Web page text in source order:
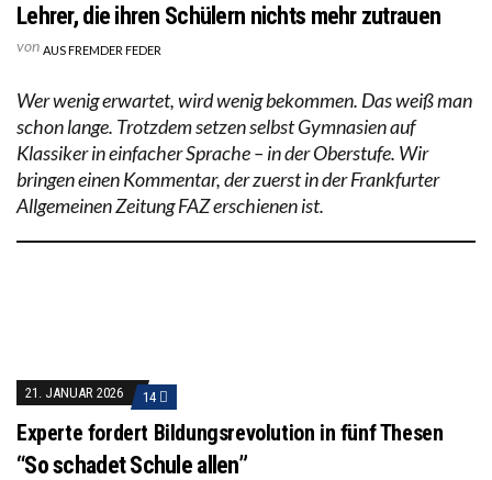
Lehrer, die ihren Schülern nichts mehr zutrauen
von AUS FREMDER FEDER
Wer wenig erwartet, wird wenig bekommen. Das weiß man
schon lange. Trotzdem setzen selbst Gymnasien auf
Klassiker in einfacher Sprache – in der Oberstufe. Wir
bringen einen Kommentar, der zuerst in der Frankfurter
Allgemeinen Zeitung FAZ erschienen ist.
21. JANUAR 2026 14
Experte fordert Bildungsrevolution in fünf Thesen
“So schadet Schule allen”